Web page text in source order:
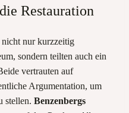
Restauration
nur kurzzeitig
sondern teilten auch ein
vertrauten auf
Argumentation, um
stellen. Benzenbergs